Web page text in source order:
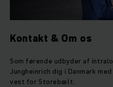
Kontakt & Om os
Som førende udbyder af
Jungheinrich dig i Danmark
vest for Storebælt.